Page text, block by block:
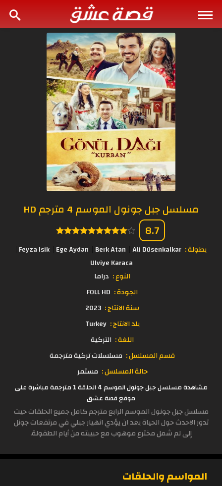
مسلسل جبل جونول الموسم 4 مترجم HD
8.7
بطولة : Ali Düsenkalkar
Berk Atan
Ege Aydan
Feyza Isik
Ulviye Karaca
النوع : دراما
الجودة : FOLL HD
سنة الانتاج : 2023
بلد الانتاج : Turkey
اللغة : التركية
قسم المسلسل : مسلسلات تركية مترجمة
حالة المسلسل : مستمر
مشاهدة مسلسل جبل جونول الموسم 4 الحلقة 1 مترجمة مباشرة على
موقع قصة عشق
مسلسل جبل جونول الموسم الرابع مترجم كامل جميع الحلقات حيت
تدور الاحدث حول الحياة بعد ان يؤدي انهيار جبلي في مرتفعات جونل
إلى لم شمل مخترع موهوب مع حبيبته من أيام الطفولة.
المواسم والحلقات